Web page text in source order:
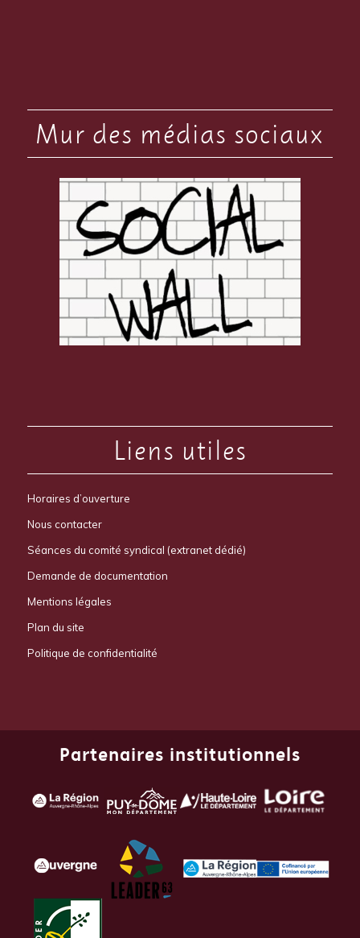
Mur des médias sociaux
Liens utiles
Horaires d’ouverture
Nous contacter
Séances du comité syndical (extranet dédié)
Demande de documentation
Mentions légales
Plan du site
Politique de confidentialité
Partenaires institutionnels